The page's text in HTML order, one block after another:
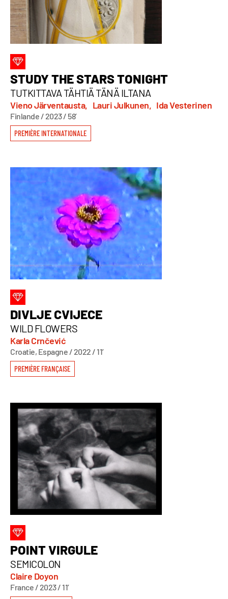
STUDY THE STARS TONIGHT
TUTKITTAVA TÄHTIÄ TÄNÄ ILTANA
Vieno Järventausta, Lauri Julkunen, Ida Vesterinen
Finlande / 2023 / 58’
PREMIÈRE INTERNATIONALE
DIVLJE CVIJECE
WILD FLOWERS
Karla Crnčević
Croatie, Espagne / 2022 / 11’
PREMIÈRE FRANÇAISE
POINT VIRGULE
SEMICOLON
Claire Doyon
France / 2023 / 11’